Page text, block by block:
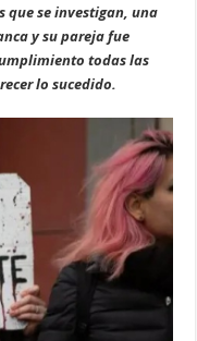
que se investigan, una
y su pareja fue
todas las
lo sucedido.